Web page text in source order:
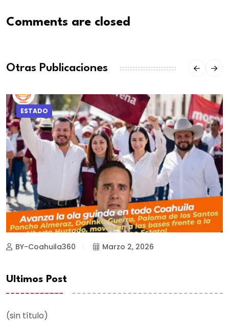
Comments are closed
Otras Publicaciones
ESTADO
BY-Coahuila360 Marzo 2, 2026
Ultimos Post
(sin título)